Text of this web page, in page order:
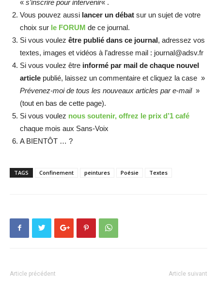
« s’inscrire pour intervenir« .
Vous pouvez aussi lancer un débat sur un sujet de votre
choix sur le FORUM de ce journal.
Si vous voulez être publié dans ce journal, adressez vos
textes, images et vidéos à l’adresse mail : journal@adsv.fr
Si vous voulez être informé par mail de chaque nouvel
article publié, laissez un commentaire et cliquez la case »
Prévenez-moi de tous les nouveaux articles par e-mail»
(tout en bas de cette page).
Si vous voulez nous soutenir, offrez le prix d’1 café
chaque mois aux Sans-Voix
A BIENTÔT … ?
TAGS Confinement peintures Poésie Textes
Article précédent Article suivant